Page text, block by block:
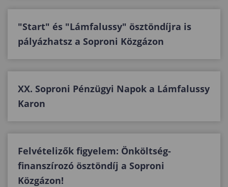
"Start" és "Lámfalussy" ösztöndíjra is
pályázhatsz a Soproni Közgázon
XX. Soproni Pénzügyi Napok a Lámfalussy
Karon
Felvételizők figyelem: Önköltség-
finanszírozó ösztöndíj a Soproni
Közgázon!